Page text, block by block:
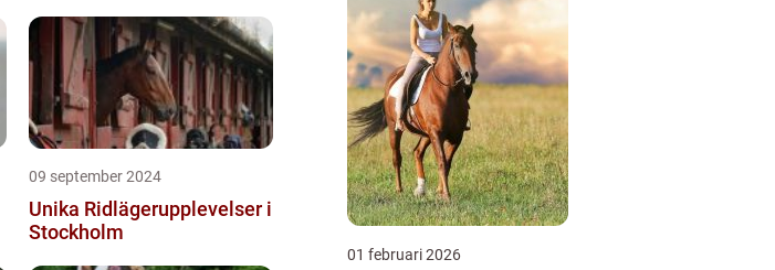
09 september 2024
Unika Ridlägerupplevelser i
Stockholm
01 februari 2026